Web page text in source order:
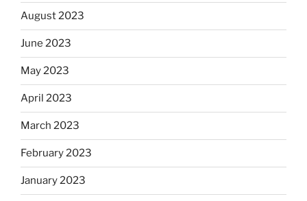
August 2023
June 2023
May 2023
April 2023
March 2023
February 2023
January 2023